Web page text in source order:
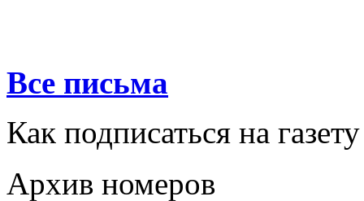
Все письма
Как подписаться на газету
Архив номеров